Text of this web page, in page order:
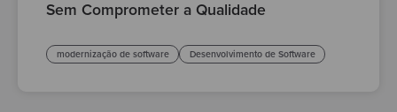
Sem Comprometer a Qualidade
modernização de software Desenvolvimento de Software